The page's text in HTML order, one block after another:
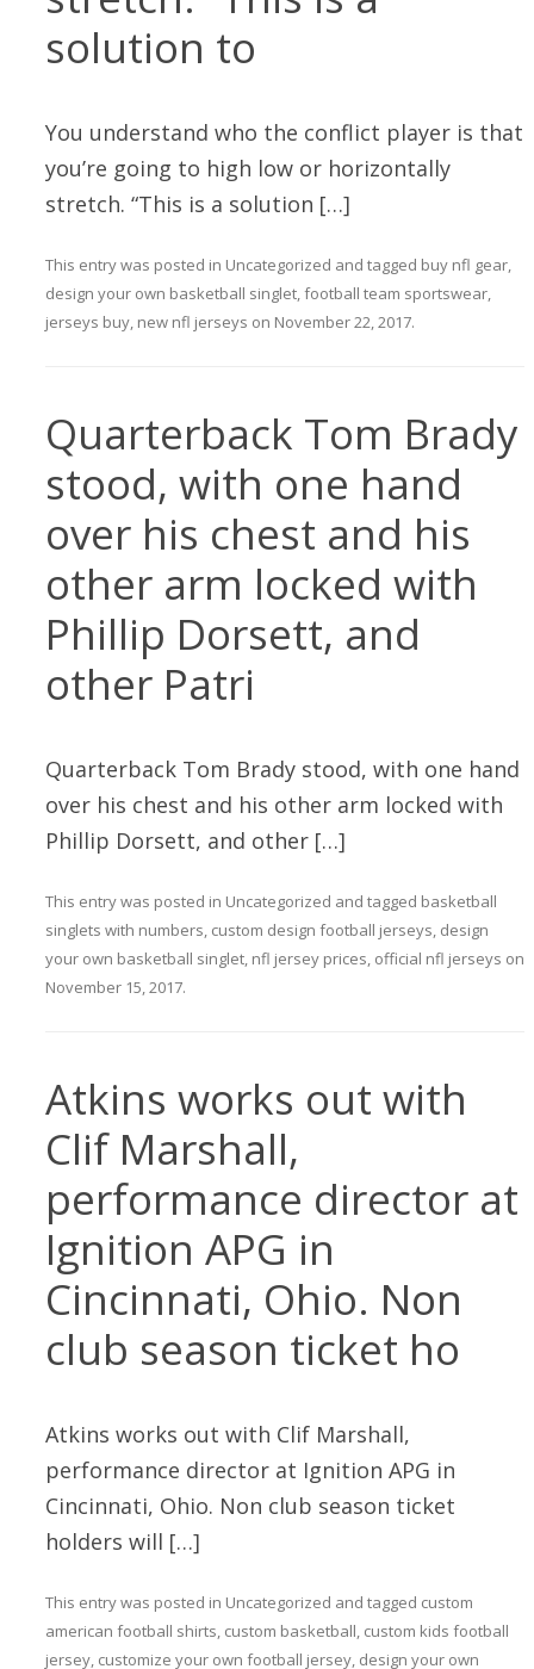
solution to
You understand who the conflict player is that
you’re going to high low or horizontally
stretch. “This is a solution […]
This entry was posted in Uncategorized and tagged buy nfl gear,
design your own basketball singlet,football team sportswear,
jerseys buy, new nfl jerseys on November 22, 2017.
Quarterback Tom Brady
stood, with one hand
over his chest and his
other arm locked with
Phillip Dorsett, and
other Patri
Quarterback Tom Brady stood, with one hand
over his chest and his other arm locked with
Phillip Dorsett, and other […]
This entry was posted in Uncategorized and tagged basketball
singlets with numbers, custom design football jerseys, design
your own basketball singlet, nfl jersey prices, official nfl jerseys on
November 15, 2017.
Atkins works out with
Clif Marshall,
performance director at
Ignition APG in
Cincinnati, Ohio. Non
club season ticket ho
Atkins works out with Clif Marshall,
performance director at Ignition APG in
Cincinnati, Ohio. Non club season ticket
holders will […]
This entry was posted in Uncategorized and tagged custom
american football shirts, custom basketball, custom kids football
jersey, customize your own football jersey, design your own